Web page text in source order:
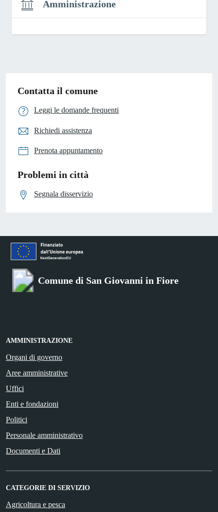
Amministrazione
Contatta il comune
Leggi le domande frequenti
Richiedi assistenza
Prenota appuntamento
Problemi in città
Segnala disservizio
Comune di San Giovanni in Fiore
AMMINISTRAZIONE
Organi di governo
Aree amministrative
Uffici
Enti e fondazioni
Politici
Personale amministrativo
Documenti e Dati
CATEGORIE DI SERVIZIO
Agricoltura e pesca